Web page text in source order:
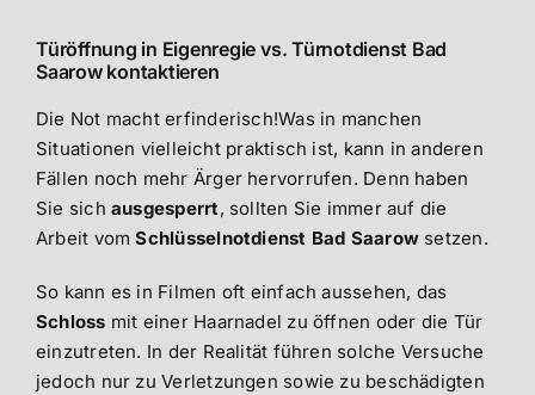
Türöffnung in Eigenregie vs. Türnotdienst Bad
Saarow kontaktieren
Die Not macht erfinderisch!Was in manchen
Situationen vielleicht praktisch ist, kann in anderen
Fällen noch mehr Ärger hervorrufen. Denn haben
Sie sichausgesperrt, sollten Sie immer auf die
Arbeit vomSchlüsselnotdienst Bad Saarow setzen.
So kann es in Filmen oft einfach aussehen, das
Schloss mit einer Haarnadel zu öffnen oder die Tür
einzutreten. In der Realität führen solche Versuche
jedoch nur zu Verletzungen sowie zu beschädigten